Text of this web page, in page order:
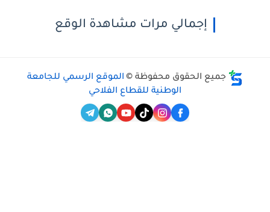
إجمالي مرات مشاهدة الوقع
جميع الحقوق محفوظة ©الموقع الرسمي للجامعة
الوطنية للقطاع الفلاحي